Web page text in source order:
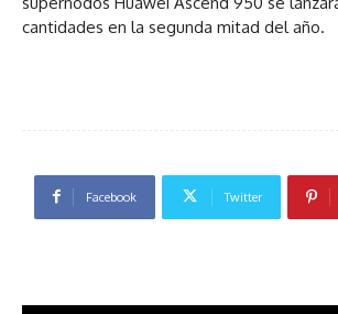
cantidades en la segunda mitad del año.
Facebook Twitter